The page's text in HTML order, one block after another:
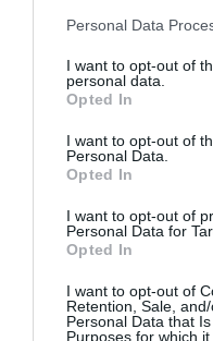
Personal Data
I want to opt-out of
personal data.
Opted In
I want to opt-out of
Personal Data.
Opted In
I want to opt-out of
Personal Data for
Opted In
I want to opt-out of
Retention, Sale,
Personal Data that
Purposes for which it
Cine Estreias HD